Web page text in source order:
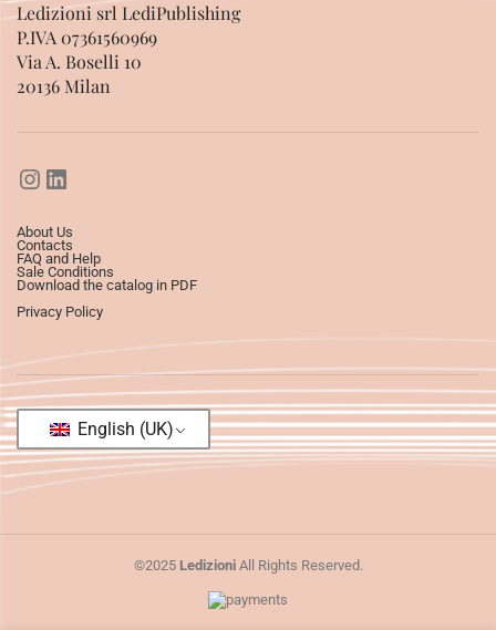
Ledizioni srl LediPublishing
P.IVA 07361560969
Via A. Boselli 10
20136 Milan
About Us
Contacts
FAQ and Help
Sale Conditions
Download the catalog in PDF
Privacy Policy
English (UK)
©2025 LedizioniAll Rights Reserved.